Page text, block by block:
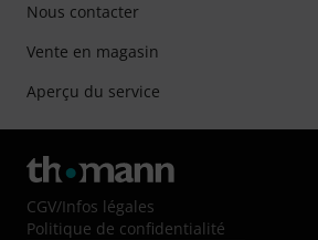
Nous contacter
Vente en magasin
Aperçu du service
CGV/Infos légales
Politique de confidentialité